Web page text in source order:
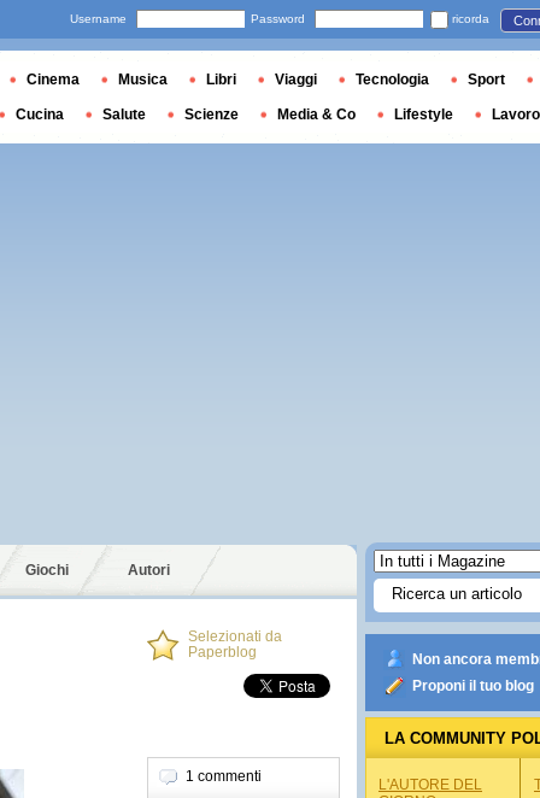
Giochi Autori
Selezionati da
Paperblog
1 commenti
Non ancora
Proponi il tuo blog
LA COMMUNITY
L'AUTORE DEL
Username Password ricorda
Cinema Musica Libri Viaggi Tecnologia Sport
Cucina Salute Scienze Media & Co Lifestyle Lavoro